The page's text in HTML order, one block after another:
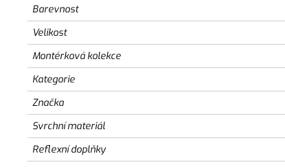
Barevnost
Velikost
Montérková kolekce
Kategorie
Značka
Svrchní materiál
Reflexní doplňky